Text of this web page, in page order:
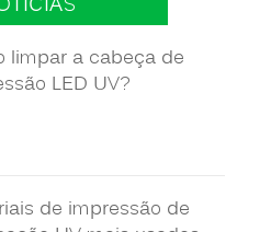
limpar a cabeça de
LED UV?
de impressão de